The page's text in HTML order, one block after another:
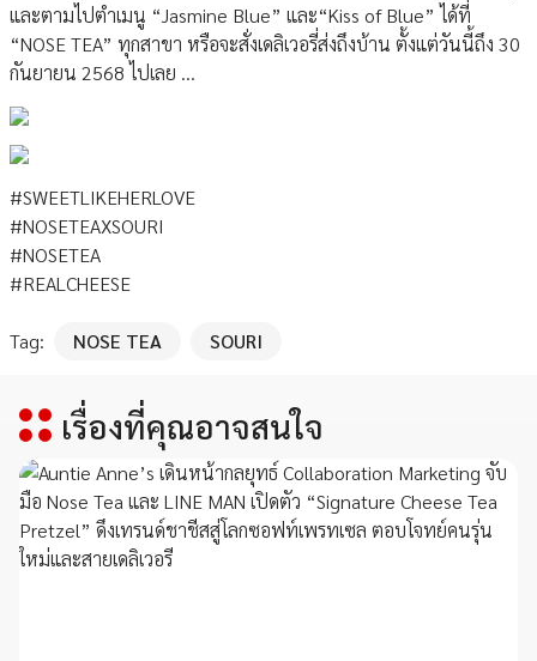
และตามไปตำเมนู “Jasmine Blue” และ“Kiss of Blue” ได้ที่
“NOSE TEA” ทุกสาขา หรือจะสั่งเดลิเวอรี่ส่งถึงบ้าน ตั้งแต่วันนี้ถึง 30
กันยายน 2568 ไปเลย …
#SWEETLIKEHERLOVE
#NOSETEAXSOURI
#NOSETEA
#REALCHEESE
Tag: NOSE TEA SOURI
เรื่องที่คุณอาจสนใจ